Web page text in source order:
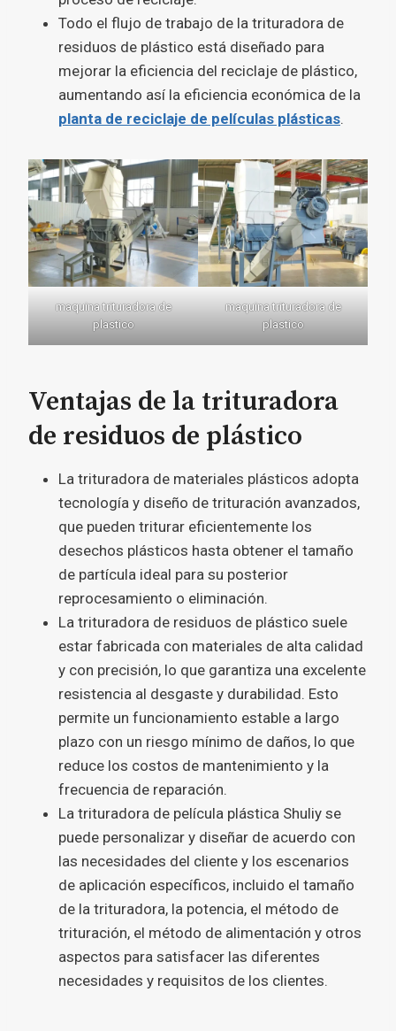
Todo el flujo de trabajo de la trituradora de
residuos de plástico está diseñado para
mejorar la eficiencia del reciclaje de plástico,
aumentando así la eficiencia económica de la
planta de reciclaje de películas plásticas.
maquina trituradora de
plastico
maquina trituradora de
plastico
Ventajas de la trituradora
de residuos de plástico
La trituradora de materiales plásticos adopta
tecnología y diseño de trituración avanzados,
que pueden triturar eficientemente los
desechos plásticos hasta obtener el tamaño
de partícula ideal para su posterior
reprocesamiento o eliminación.
La trituradora de residuos de plástico suele
estar fabricada con materiales de alta calidad
y con precisión, lo que garantiza una excelente
resistencia al desgaste y durabilidad. Esto
permite un funcionamiento estable a largo
plazo con un riesgo mínimo de daños, lo que
reduce los costos de mantenimiento y la
frecuencia de reparación.
La trituradora de película plástica Shuliy se
puede personalizar y diseñar de acuerdo con
las necesidades del cliente y los escenarios
de aplicación específicos, incluido el tamaño
de la trituradora, la potencia, el método de
trituración, el método de alimentación y otros
aspectos para satisfacer las diferentes
necesidades y requisitos de los clientes.